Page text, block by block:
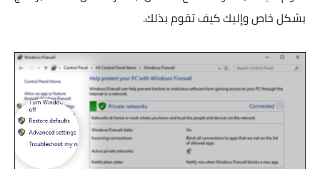
بشكل خاص وإليك كيف تقوم بذلك.